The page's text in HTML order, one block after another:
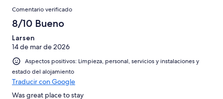
Comentario verificado
8/10 Bueno
Larsen
14 de mar de 2026
Aspectos positivos: Limpieza, personal, servicios y instalaciones y
estado del alojamiento
Traducir con Google
Was great place to stay